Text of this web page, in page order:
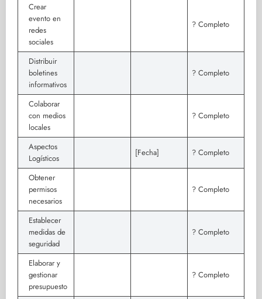
Crear
evento en
redes
sociales
? Completo
Distribuir
boletines
informativos
? Completo
Colaborar
con medios
locales
? Completo
Aspectos
Logísticos
[Fecha] ? Completo
Obtener
permisos
necesarios
? Completo
Establecer
medidas de
seguridad
? Completo
Elaborar y
gestionar
presupuesto
? Completo